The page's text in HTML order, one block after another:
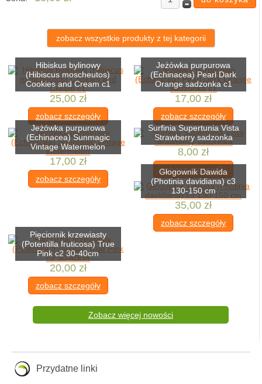
zobacz wszystkie produkty z tej kategorii
Hibiskus bylinowy
(Hibiscus moscheutos)
Cookies and Cream c1
25,00 zł
zobacz szczegóły
Jeżówka purpurowa
(Echinacea) Pearl Dark
Orange sadzonka c1
17,00 zł
zobacz szczegóły
Jeżówka purpurowa
(Echinacea) Sunmagic
Vintage Watermelon
17,00 zł
zobacz szczegóły
Surfinia Supertunia Vista
Strawberry sadzonka
8,00 zł
zobacz szczegóły
Głogownik Dawida
(Photinia davidiana) c3
130-150 cm
35,00 zł
zobacz szczegóły
Pięciornik krzewiasty
(Potentilla fruticosa) True
Pink c2 30-40cm
20,00 zł
zobacz szczegóły
Zobacz więcej nowości
Przydatne linki